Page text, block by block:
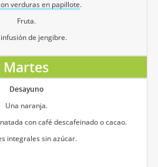
verduras en papillote.
Fruta.
de jengibre.
Martes
Desayuno
Una naranja.
con café descafeinado o cacao.
integrales sin azúcar.